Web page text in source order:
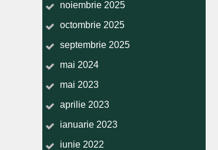
noiembrie 2025
octombrie 2025
septembrie 2025
mai 2024
mai 2023
aprilie 2023
ianuarie 2023
iunie 2022